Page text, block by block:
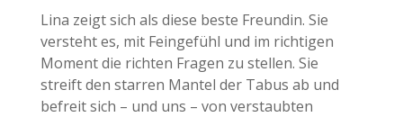
Lina zeigt sich als diese beste Freundin. Sie
versteht es, mit Feingefühl und im richtigen
Moment die richten Fragen zu stellen. Sie
streift den starren Mantel der Tabus ab und
befreit sich – und uns – von verstaubten